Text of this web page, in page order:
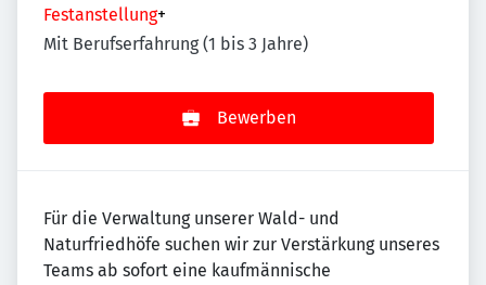
Festanstellung+
Mit Berufserfahrung (1 bis 3 Jahre)
Bewerben
Für die Verwaltung unserer Wald- und
Naturfriedhöfe suchen wir zur Verstärkung unseres
Teams ab sofort eine kaufmännische